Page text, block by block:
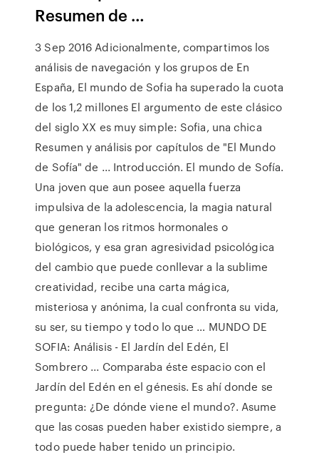
Resumen de …
3 Sep 2016 Adicionalmente, compartimos los
análisis de navegación y los grupos de En
España, El mundo de Sofia ha superado la cuota
de los 1,2 millones El argumento de este clásico
del siglo XX es muy simple: Sofia, una chica
Resumen y análisis por capítulos de "El Mundo
de Sofía" de ... Introducción. El mundo de Sofía.
Una joven que aun posee aquella fuerza
impulsiva de la adolescencia, la magia natural
que generan los ritmos hormonales o
biológicos, y esa gran agresividad psicológica
del cambio que puede conllevar a la sublime
creatividad, recibe una carta mágica,
misteriosa y anónima, la cual confronta su vida,
su ser, su tiempo y todo lo que … MUNDO DE
SOFIA: Análisis - El Jardín del Edén, El
Sombrero ... Comparaba éste espacio con el
Jardín del Edén en el génesis. Es ahí donde se
pregunta: ¿De dónde viene el mundo?. Asume
que las cosas pueden haber existido siempre, a
todo puede haber tenido un principio.